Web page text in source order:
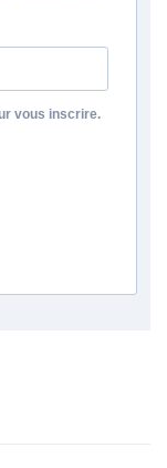
vous inscrire.